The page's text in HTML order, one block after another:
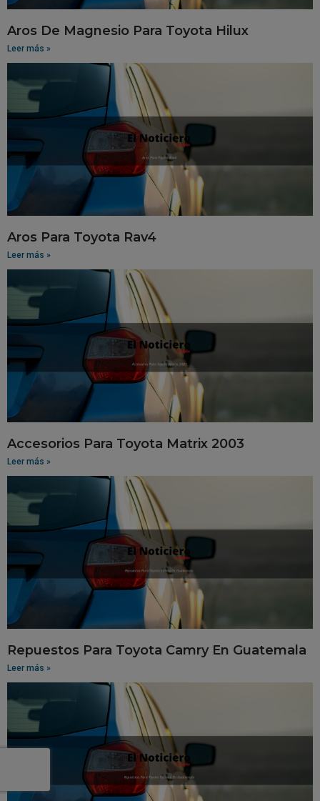
Aros De Magnesio Para Toyota Hilux
Leer más »
Aros Para Toyota Rav4
Leer más »
Accesorios Para Toyota Matrix 2003
Leer más »
Repuestos Para Toyota Camry En Guatemala
Leer más »